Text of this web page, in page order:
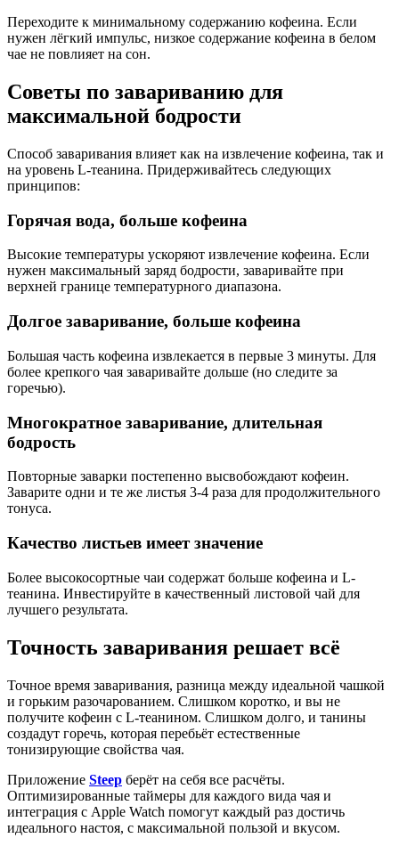
Переходите к минимальному содержанию кофеина. Если
нужен лёгкий импульс, низкое содержание кофеина в белом
чае не повлияет на сон.
Советы по завариванию для
максимальной бодрости
Способ заваривания влияет как на извлечение кофеина, так и
на уровень L-теанина. Придерживайтесь следующих
принципов:
Горячая вода, больше кофеина
Высокие температуры ускоряют извлечение кофеина. Если
нужен максимальный заряд бодрости, заваривайте при
верхней границе температурного диапазона.
Долгое заваривание, больше кофеина
Большая часть кофеина извлекается в первые 3 минуты. Для
более крепкого чая заваривайте дольше (но следите за
горечью).
Многократное заваривание, длительная
бодрость
Повторные заварки постепенно высвобождают кофеин.
Заварите одни и те же листья 3-4 раза для продолжительного
тонуса.
Качество листьев имеет значение
Более высокосортные чаи содержат больше кофеина и L-
теанина. Инвестируйте в качественный листовой чай для
лучшего результата.
Точность заваривания решает всё
Точное время заваривания, разница между идеальной чашкой
и горьким разочарованием. Слишком коротко, и вы не
получите кофеин с L-теанином. Слишком долго, и танины
создадут горечь, которая перебьёт естественные
тонизирующие свойства чая.
Приложение Steep берёт на себя все расчёты.
Оптимизированные таймеры для каждого вида чая и
интеграция с Apple Watch помогут каждый раз достичь
идеального настоя, с максимальной пользой и вкусом.